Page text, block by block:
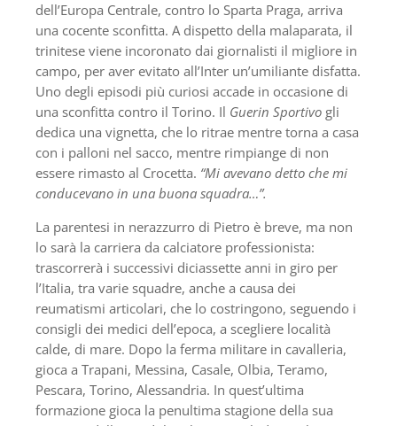
dell’Europa Centrale, contro lo Sparta Praga, arriva
una cocente sconfitta. A dispetto della malaparata, il
trinitese viene incoronato dai giornalisti il migliore in
campo, per aver evitato all’Inter un’umiliante disfatta.
Uno degli episodi più curiosi accade in occasione di
una sconfitta contro il Torino. Il Guerin Sportivo gli
dedica una vignetta, che lo ritrae mentre torna a casa
con i palloni nel sacco, mentre rimpiange di non
essere rimasto al Crocetta. “Mi avevano detto che mi
conducevano in una buona squadra…”.
La parentesi in nerazzurro di Pietro è breve, ma non
lo sarà la carriera da calciatore professionista:
trascorrerà i successivi diciassette anni in giro per
l’Italia, tra varie squadre, anche a causa dei
reumatismi articolari, che lo costringono, seguendo i
consigli dei medici dell’epoca, a scegliere località
calde, di mare. Dopo la ferma militare in cavalleria,
gioca a Trapani, Messina, Casale, Olbia, Teramo,
Pescara, Torino, Alessandria. In quest’ultima
formazione gioca la penultima stagione della sua